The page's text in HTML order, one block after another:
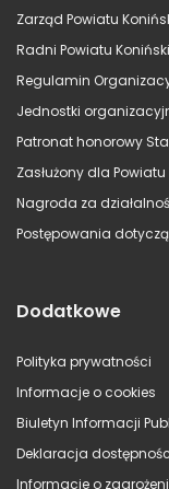
Zarząd Powiatu
Radni Powiatu
Regulamin
Jednostki
Patronat honorowy
Zasłużony dla
Nagroda za
Postępowania
Dodatkowe
Polityka prywatności
Informacje o cookies
Biuletyn Informacji
Deklaracja
Informacje o